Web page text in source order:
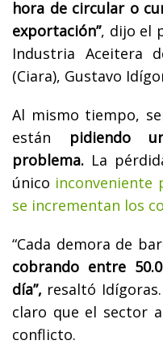
hora de circular o
exportación”, dijo el
Industria Aceitera
(Ciara), Gustavo
Al mismo tiempo,
están pidiendo
problema. La
único inconveniente
se incrementan los
“Cada demora de
cobrando entre
día”, resaltó
claro que el sector
conflicto.